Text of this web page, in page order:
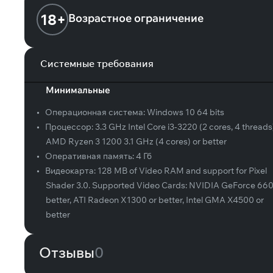
18+ Возрастное ограничение
Системные требования
Минимальные
• Операционная система:Windows 10 64 bits
•
Процессор: 3.3 GHz Intel Core i3-3220 (2 cores, 4
AMD Ryzen 3 1200 3.1 GHz (4 cores) or better
•
Оперативная память:4 Гб
•
Видеокарта: 128 MB of Video RAM and support for Pixel
Shader 3.0. Supported Video Cards: NVIDIA GeForce
better, ATI Radeon X1300 or better, Intel GMA X4500 or
better
Отзывы0